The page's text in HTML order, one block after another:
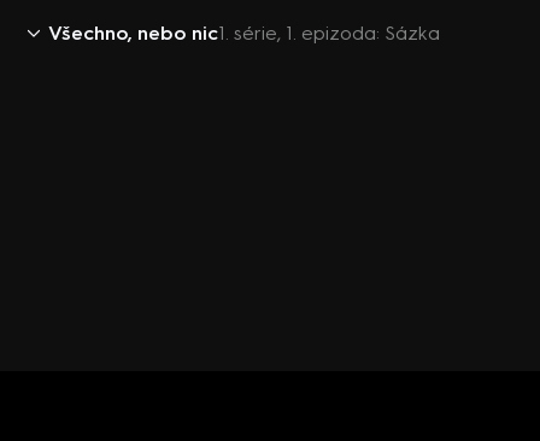
Všechno, nebo nic1. série, 1. epizoda: Sázka